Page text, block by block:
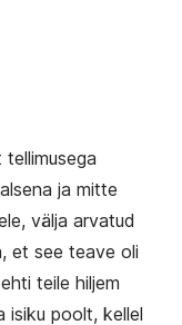
ja mitte
välja arvatud
et see teave oli
teile hiljem
poolt, kellel